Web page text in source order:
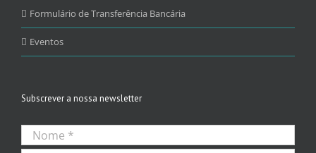
Formulário de Transferência Bancária
Eventos
Subscrever a nossa newsletter